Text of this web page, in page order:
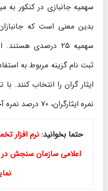
سهمیه جانبازی در کنکور به
سهمیه ۲۵ درصدی
ایثار گران را انتخاب کنند.
نمره ایثارگران، ۷۰ درصد نمره آخرین فرد پذیرفته شده است.
حتما بخوانید: نرم افزار